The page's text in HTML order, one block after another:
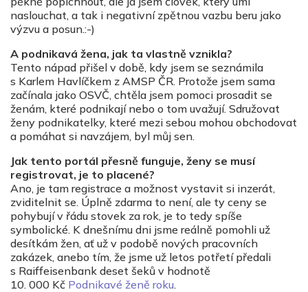
naslouchat, a tak i negativní zpětnou vazbu beru jako
výzvu a posun.:-)
A podnikavá žena, jak ta vlastně vznikla?
Tento nápad přišel v době, kdy jsem se seznámila
s Karlem Havlíčkem z AMSP ČR. Protože jsem sama
začínala jako OSVČ, chtěla jsem pomoci prosadit se
ženám, které podnikají nebo o tom uvažují. Sdružovat
ženy podnikatelky, které mezi sebou mohou obchodovat
a pomáhat si navzájem, byl můj sen.
Jak tento portál přesně funguje, ženy se musí
registrovat, je to placené?
Ano, je tam registrace a možnost vystavit si inzerát,
zviditelnit se. Úplně zdarma to není, ale ty ceny se
pohybují v řádu stovek za rok, je to tedy spíše
symbolické. K dnešnímu dni jsme reálně pomohli už
desítkám žen, ať už v podobě nových pracovních
zakázek, anebo tím, že jsme už letos potřetí předali
s Raiffeisenbank deset šeků v hodnotě
10. 000 Kč Podnikavé ženě roku.